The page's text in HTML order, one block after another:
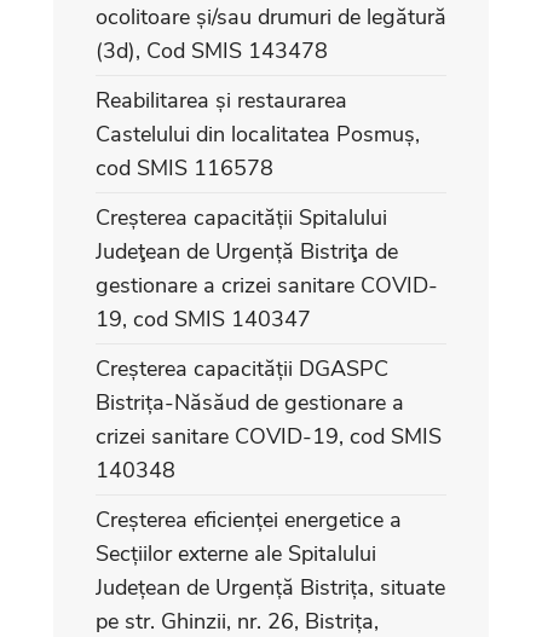
ocolitoare și/sau drumuri de legătură
(3d), Cod SMIS 143478
Reabilitarea și restaurarea
Castelului din localitatea Posmuș,
cod SMIS 116578
Creșterea capacității Spitalului
Judeţean de Urgență Bistriţa de
gestionare a crizei sanitare COVID-
19, cod SMIS 140347
Creșterea capacității DGASPC
Bistrița-Năsăud de gestionare a
crizei sanitare COVID-19, cod SMIS
140348
Creșterea eficienței energetice a
Secțiilor externe ale Spitalului
Județean de Urgență Bistrița, situate
pe str. Ghinzii, nr. 26, Bistrița,